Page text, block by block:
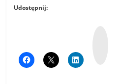
Udostępnij: